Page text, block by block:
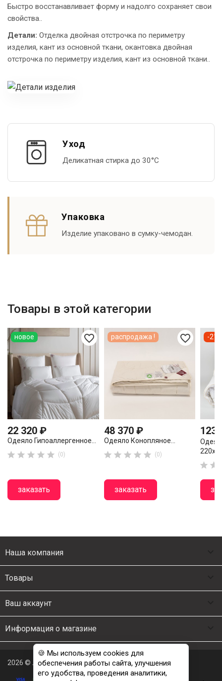
Быстро восстанавливает форму и надолго сохраняет свои
свойства..
Детали: Отделка двойная отстрочка по периметру
изделия, кант из основной ткани, окантовка двойная
отстрочка по периметру изделия, кант из основной ткани..
Уход
Деликатная стирка до 30°С
Упаковка
Изделие упаковано в сумку-чемодан.
Товары в этой категории
favorite_border
22 320 ₽
Одеяло Гипоаллергенное...
     (0)
заказать
новое favorite_border
48 370 ₽
Одеяло Конопляное...
     (0)
заказать
распродажа !
123
 
-21
Наша компания
Товары
Ваш аккаунт
Информация о магазине
2026 © Люкс Постель
🍪 Мы используем cookies для
обеспечения работы сайта, улучшения
его удобства, проведения аналитики,